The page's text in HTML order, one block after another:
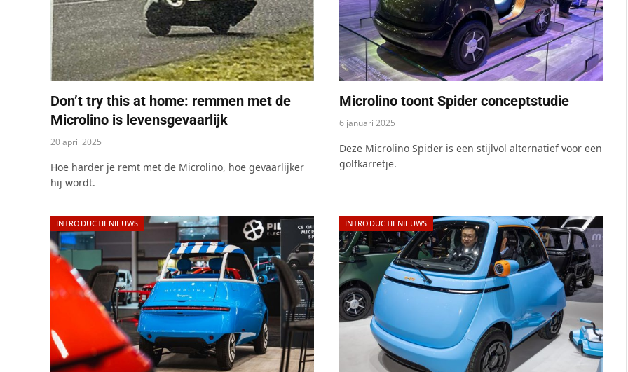
Don’t try this at home: remmen met de
Microlino is levensgevaarlijk
20 april 2025
Hoe harder je remt met de Microlino, hoe gevaarlijker
hij wordt.
Microlino toont Spider conceptstudie
6 januari 2025
Deze Microlino Spider is een stijlvol alternatief voor een
golfkarretje.
INTRODUCTIENIEUWS INTRODUCTIENIEUWS